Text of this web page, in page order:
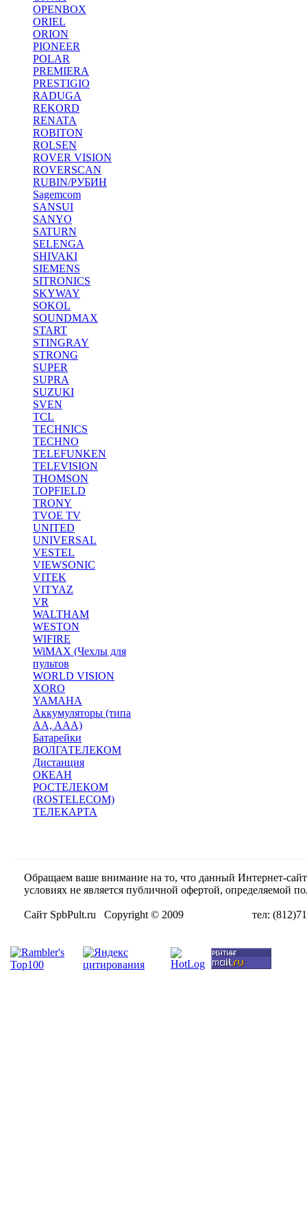
OPENBOX
ORIEL
ORION
PIONEER
POLAR
PREMIERA
PRESTIGIO
RADUGA
REKORD
RENATA
ROBITON
ROLSEN
ROVER VISION
ROVERSCAN
RUBIN/РУБИН
Sagemcom
SANSUI
SANYO
SATURN
SELENGA
SHIVAKI
SIEMENS
SITRONICS
SKYWAY
SOKOL
SOUNDMAX
START
STINGRAY
STRONG
SUPER
SUPRA
SUZUKI
SVEN
TCL
TECHNICS
TECHNO
TELEFUNKEN
TELEVISION
THOMSON
TOPFIELD
TRONY
TVOE TV
UNITED
UNIVERSAL
VESTEL
VIEWSONIC
VITEK
VITYAZ
VR
WALTHAM
WESTON
WIFIRE
WiMAX (Чехлы для
пультов
WORLD VISION
XORO
YAMAHA
Аккумуляторы (типа
AA, AAA)
Батарейки
ВОЛГАТЕЛЕКОМ
Дистанция
ОКЕАН
РОСТЕЛЕКОМ
(ROSTELECOM)
ТЕЛЕКАРТА
Обращаем ваше внимание на то, что данный Интернет-
условиях не является публичной офертой, определяемой
Сайт SpbPult.ru Copyright © 2009 тел: (812)716-